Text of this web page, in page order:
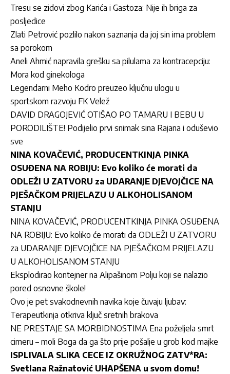
Tresu se zidovi zbog Karića i Gastoza: Nije ih briga za
posljedice
Zlati Petrović pozlilo nakon saznanja da joj sin ima problem
sa porokom
Aneli Ahmić napravila grešku sa pilulama za kontracepciju:
Mora kod ginekologa
Legendarni Meho Kodro preuzeo ključnu ulogu u
sportskom razvoju FK Velež
DAVID DRAGOJEVIĆ OTIŠAO PO TAMARU I BEBU U
PORODILIŠTE! Podijelio prvi snimak sina Rajana i oduševio
sve
NINA KOVAČEVIĆ, PRODUCENTKINJA PINKA
OSUĐENA NA ROBIJU: Evo koliko će morati da
ODLEŽI U ZATVORU za UDARANJE DJEVOJČICE NA
PJEŠAČKOM PRIJELAZU U ALKOHOLISANOM
STANJU
NINA KOVAČEVIĆ, PRODUCENTKINJA PINKA OSUĐENA
NA ROBIJU: Evo koliko će morati da ODLEŽI U ZATVORU
za UDARANJE DJEVOJČICE NA PJEŠAČKOM PRIJELAZU
U ALKOHOLISANOM STANJU
Eksplodirao kontejner na Alipašinom Polju koji se nalazio
pored osnovne škole!
Ovo je pet svakodnevnih navika koje čuvaju ljubav:
Terapeutkinja otkriva ključ sretnih brakova
NE PRESTAJE SA MORBIDNOSTIMA Ena poželjela smrt
cimeru – moli Boga da ga što prije pošalje u grob kod majke
ISPLIVALA SLIKA CECE IZ OKRUŽNOG ZATV*RA:
Svetlana Ražnatović UHAPŠENA u svom domu!